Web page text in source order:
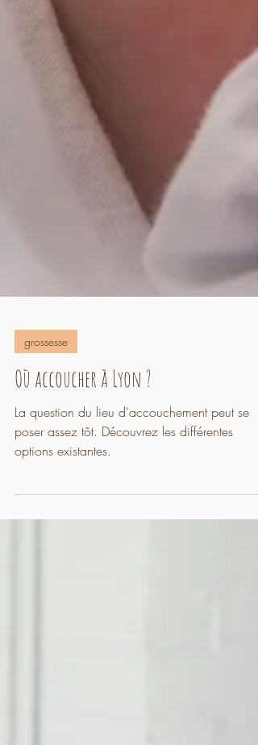
grossesse
Où accoucher à Lyon ?
options existantes.